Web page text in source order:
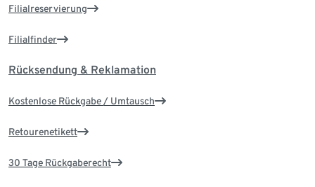
Filialreservierung
Filialfinder
Rücksendung & Reklamation
Kostenlose Rückgabe / Umtausch
Retourenetikett
30 Tage Rückgaberecht